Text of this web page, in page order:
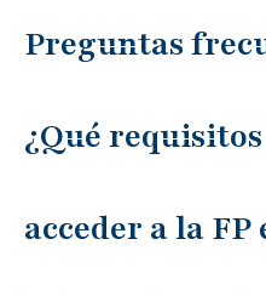
Preguntas
¿Qué
acceder a la